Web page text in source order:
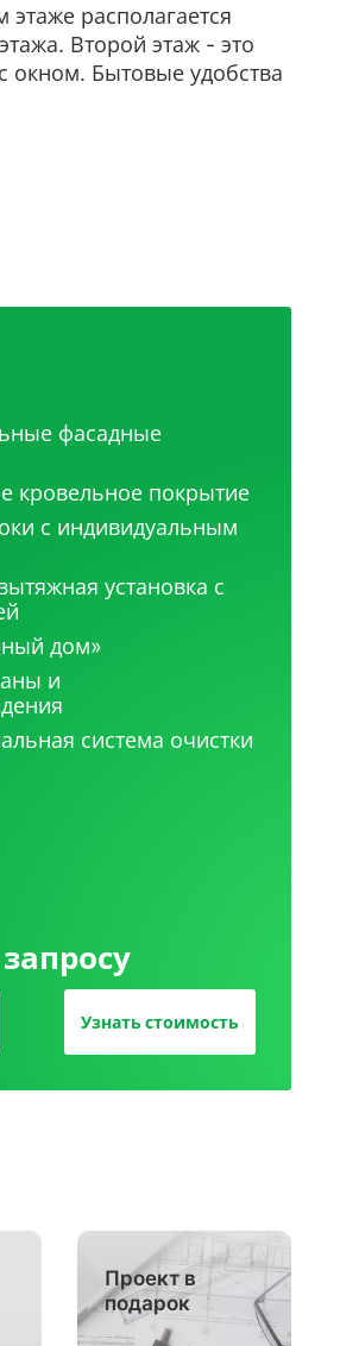
располагается
Второй этаж - это
окном. Бытовые удобства
фасадные
кровельное покрытие
с индивидуальным
установка с
дом»
и
система очистки
Узнать стоимость
Проект в
подарок